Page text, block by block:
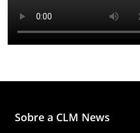
Sobre a CLM News